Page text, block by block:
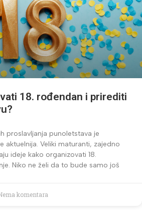
18. rođendan i prirediti
proslavljanja punoletstava je
aktuelnija. Veliki maturanti, zajedno
ideje kako organizovati 18.
Niko ne želi da to bude samo još
komentara